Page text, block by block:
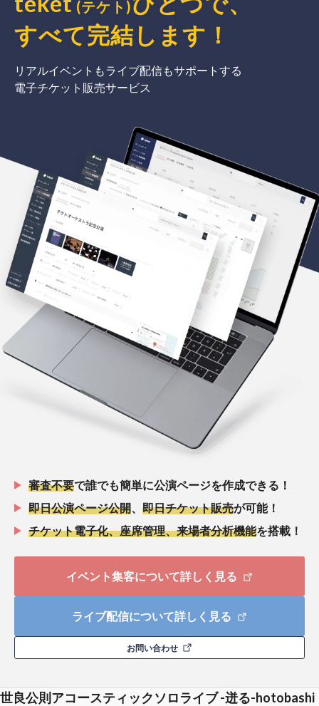
(テケト)
すべて完結 します ！
リアルイベントもライブ配信もサポートする
電子チケット販売サービス
審査不要で誰でも簡単に公演ページを作成できる！
即日公演ページ公開
即日チケット販売が可能！
チケット電子化、座席管理、来場者分析機能を搭載！
イベント集客について詳しく見る
ライブ配信について詳しく見る
お問い合わせ
世良公則アコースティックソロライブ -迸る-hotobashi